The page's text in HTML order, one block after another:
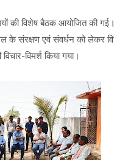
की विशेष बैठक आयोजित की
के संरक्षण एवं संवर्धन को लेकर
विमर्श किया गया।